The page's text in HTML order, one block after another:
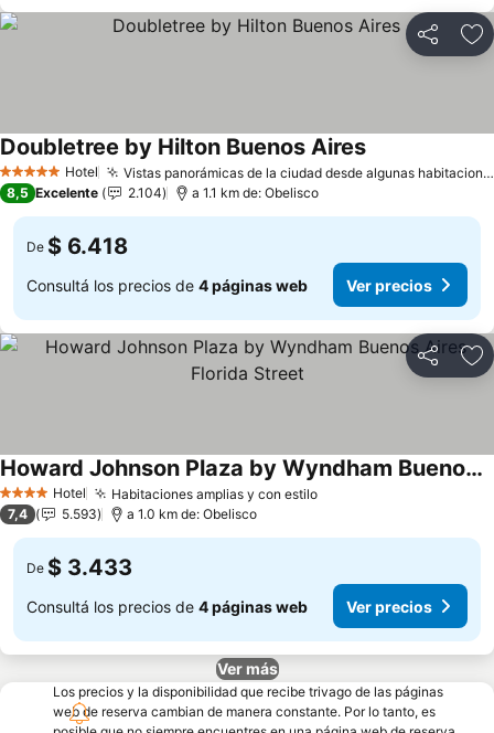
Compartir
5 Estrellas Hotel Vistas panorámicas de la ciudad desde algunas habitaciones
Doubletree by Hilton Buenos Aires
8,5 Excelente 2.104 a 1.1 km de: Obelisco
De $ 6.418
Consultá los precios de 4 páginas web Ver precios
Compartir
4 EstrellasHotel Habitaciones amplias y con estilo
Howard Johnson Plaza by Wyndham Buenos Aires Florida Street
7,4 5.593 a 1.0 km de: Obelisco
De $ 3.433
Consultá los precios de 4 páginas web Ver precios
Ver más
Los precios y la disponibilidad que recibe trivago de las páginas
web de reserva cambian de manera constante. Por lo tanto, es